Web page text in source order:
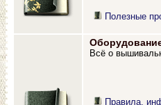
Полезные
Всё о
Правила,